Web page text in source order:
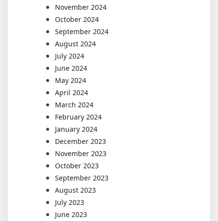
November 2024
October 2024
September 2024
August 2024
July 2024
June 2024
May 2024
April 2024
March 2024
February 2024
January 2024
December 2023
November 2023
October 2023
September 2023
August 2023
July 2023
June 2023